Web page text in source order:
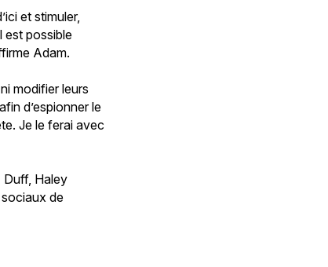
et stimuler,
est possible
Adam.
modifier leurs
d’espionner le
Je le ferai avec
Duff, Haley
de